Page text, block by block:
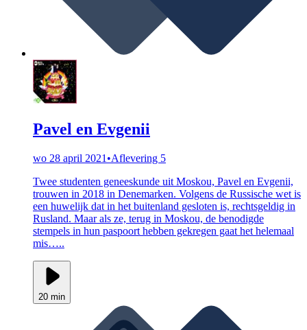
Pavel en Evgenii
wo 28 april 2021 •Aflevering 5
Twee studenten geneeskunde uit Moskou, Pavel en Evgenii,
trouwen in 2018 in Denemarken. Volgens de Russische wet is
een huwelijk dat in het buitenland gesloten is, rechtsgeldig in
Rusland. Maar als ze, terug in Moskou, de benodigde
stempels in hun paspoort hebben gekregen gaat het helemaal
mis…..
20 min